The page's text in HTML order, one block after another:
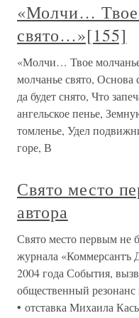
«Молчи… Твое
свято…»[155]
«Молчи… Твое
молчанье свято,
да будет снято, Что
ангельское пенье,
томленье, Удел
горе, В
Свято место
автора
Свято место первым не
журнала «Коммерсантъ
2004 года События,
общественный резонанс
• отставка Михаила